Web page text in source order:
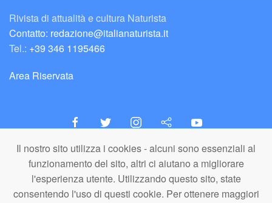
Il nostro sito utilizza i cookies - alcuni sono essenziali al
funzionamento del sito, altri ci aiutano a migliorare
l'esperienza utente. Utilizzando questo sito, state
consentendo l'uso di questi cookie. Per ottenere maggiori
Rivista di attualità e cultura Naturista
Contatto: redazione@italianaturista.it
Tel.: +39 346 1195466
Area Riservata
italiaNATURISTA
Editore e Redazione
A.N.ITA. Associazione Naturista Italiana (APS)
C.F. 80203710159